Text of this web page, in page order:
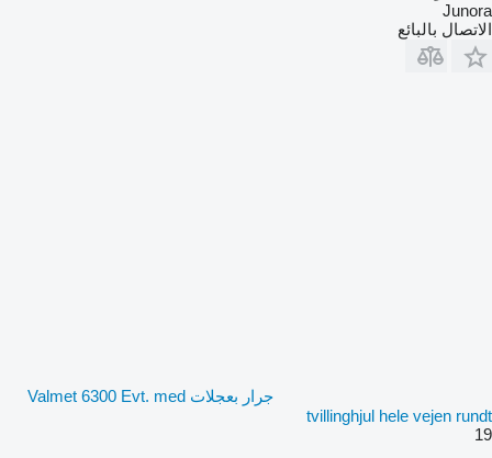
Junora
الاتصال بالبائع
جرار بعجلات Valmet 6300 Evt. med
tvillinghjul hele vejen rundt
19